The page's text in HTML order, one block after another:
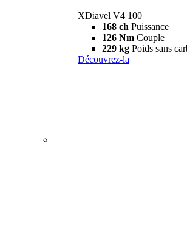
XDiavel V4 100
168 ch Puissance
126 Nm Couple
229 kg Poids sans
Découvrez-la